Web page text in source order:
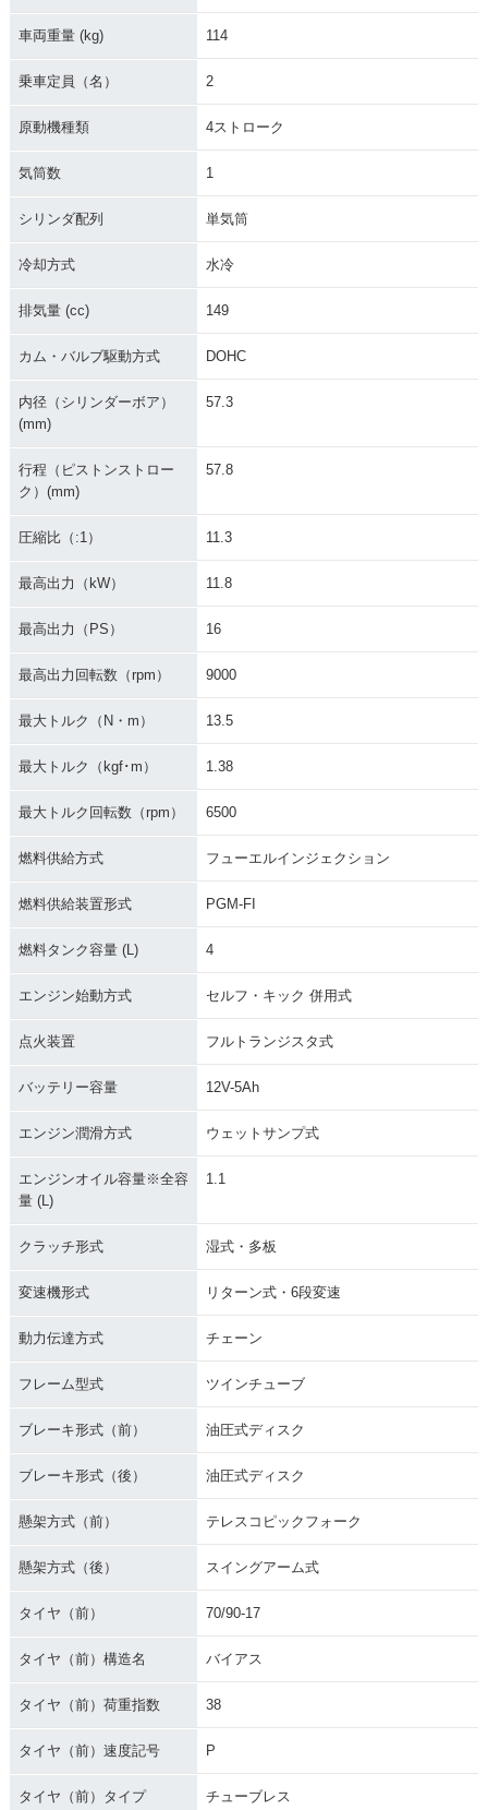
車両重量 (kg) 114
乗車定員（名） 2
原動機種類 4ストローク
気筒数 1
シリンダ配列 単気筒
冷却方式 水冷
排気量 (cc) 149
カム・バルブ駆動方式 DOHC
内径（シリンダーボア）
(mm)
57.3
行程（ピストンストロー
ク）(mm)
57.8
圧縮比（:1） 11.3
最高出力（kW） 11.8
最高出力（PS） 16
最高出力回転数（rpm） 9000
最大トルク（N・m） 13.5
最大トルク（kgf･m） 1.38
最大トルク回転数（rpm） 6500
燃料供給方式 フューエルインジェクション
燃料供給装置形式 PGM-FI
燃料タンク容量 (L) 4
エンジン始動方式 セルフ・キック 併用式
点火装置 フルトランジスタ式
バッテリー容量 12V-5Ah
エンジン潤滑方式 ウェットサンプ式
エンジンオイル容量※全容
量 (L)
1.1
クラッチ形式 湿式・多板
変速機形式 リターン式・6段変速
動力伝達方式 チェーン
フレーム型式 ツインチューブ
ブレーキ形式（前） 油圧式ディスク
ブレーキ形式（後） 油圧式ディスク
懸架方式（前） テレスコピックフォーク
懸架方式（後） スイングアーム式
タイヤ（前） 70/90-17
タイヤ（前）構造名 バイアス
タイヤ（前）荷重指数 38
タイヤ（前）速度記号 P
タイヤ（前）タイプ チューブレス